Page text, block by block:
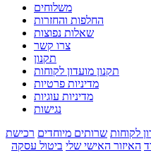
משלוחים
החלפות והחזרות
שאלות נפוצות
צרו קשר
תקנון
תקנון מועדון לקוחות
מדיניות פרטיות
מדיניות עוגיות
נגישות
לקוחות שרותים מיוחדים רכישת
האיזור האישי שלי ביטול עסקה